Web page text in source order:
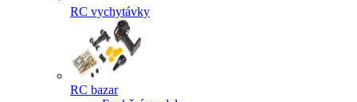
RC vychytávky
RC bazar